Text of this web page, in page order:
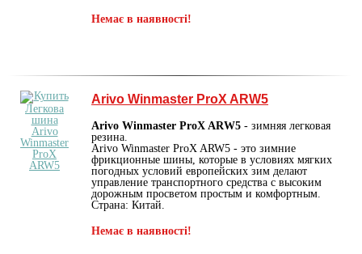
Немає в наявності!
Arivo Winmaster ProX ARW5
Arivo Winmaster ProX ARW5 - зимняя легковая
резина.
Arivo Winmaster ProX ARW5 - это зимние
фрикционные шины, которые в условиях мягких
погодных условий европейских зим делают
управление транспортного средства с высоким
дорожным просветом простым и комфортным.
Страна: Китай.
Немає в наявності!